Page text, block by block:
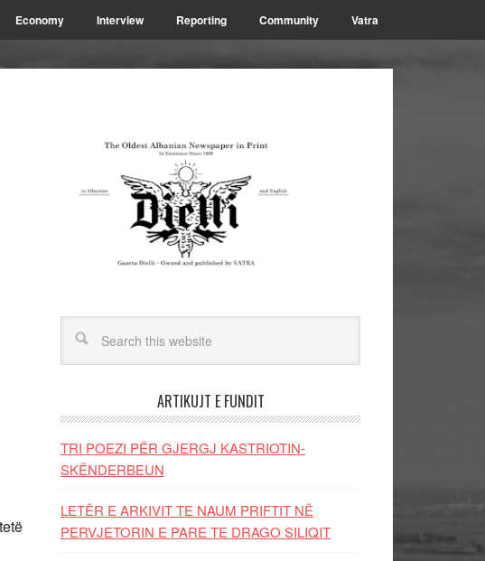
Economy Interview Reporting Community Vatra
ARTIKUJT E FUNDIT
TRI POEZI PËR GJERGJ KASTRIOTIN-
SKËNDERBEUN
LETËR E ARKIVIT TE NAUM PRIFTIT NË
PERVJETORIN E PARE TE DRAGO SILIQIT